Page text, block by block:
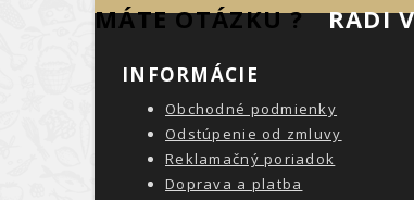
MÁTE OTÁZKU ? RADI
INFORMÁCIE
Obchodné podmienky
Odstúpenie od zmluvy
Reklamačný poriadok
Doprava a platba